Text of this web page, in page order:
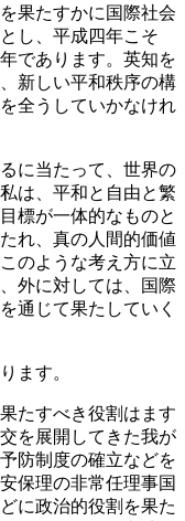
果たすかに国際社会
し、平成四年こそ
であります。英知を
新しい平和秩序の構
全うしていかなけれ
に当たって、世界の
は、平和と自由と繁
標が一体的なものと
れ、真の人間的価値
のような考え方に立
外に対しては、国際
通じて果たしていく
ます。
たすべき役割はます
を展開してきた我が
防制度の確立などを
保理の非常任理事国
に政治的役割を果た